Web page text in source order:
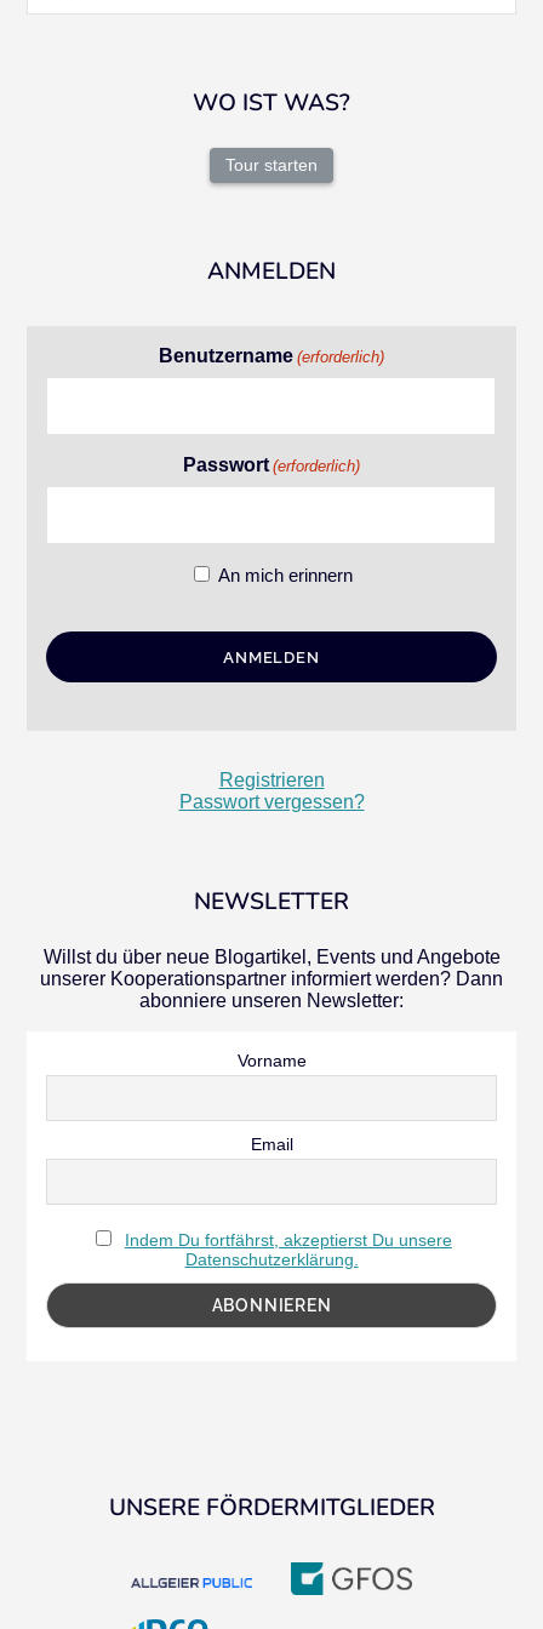
WO IST WAS?
Tour starten
ANMELDEN
Benutzername (erforderlich)
Passwort (erforderlich)
An mich erinnern
Registrieren
Passwort vergessen?
NEWSLETTER
Willst du über neue Blogartikel, Events und Angebote
unserer Kooperationspartner informiert werden? Dann
abonniere unseren Newsletter:
Vorname
Email
Indem Du fortfährst, akzeptierst Du unsere
Datenschutzerklärung.
UNSERE FÖRDERMITGLIEDER